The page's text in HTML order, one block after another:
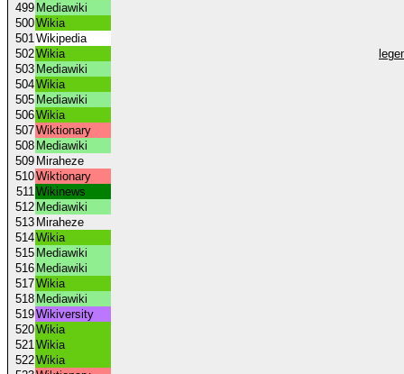
499 Mediawiki
500Wikia
501Wikipedia
502Wikia
503 Mediawiki
504Wikia
505 Mediawiki
506Wikia
507Wiktionary
508 Mediawiki
509 Miraheze
510Wiktionary
511Wikinews
512 Mediawiki
513 Miraheze
514Wikia
515 Mediawiki
516 Mediawiki
517Wikia
518 Mediawiki
519Wikiversity
520Wikia
521Wikia
522Wikia